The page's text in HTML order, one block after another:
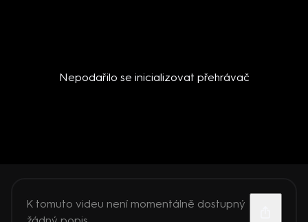
Nepodařilo se inicializovat přehrávač
K tomuto videu není momentálně dostupný